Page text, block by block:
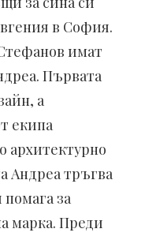
в София.
имат
Първата
а
екипа
архитектурно
Андреа тръгва
за
марка. Преди